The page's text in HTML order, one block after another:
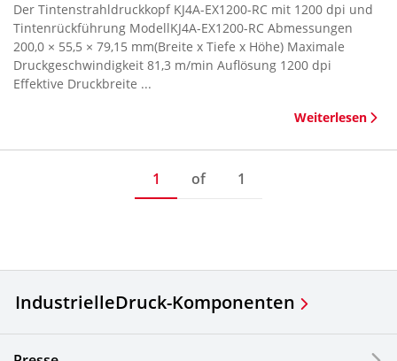
Der Tintenstrahldruckkopf KJ4A-EX1200-RC mit 1200 dpi und
Tintenrückführung ModellKJ4A-EX1200-RC Abmessungen
200,0 × 55,5 × 79,15 mm(Breite x Tiefe x Höhe) Maximale
Druckgeschwindigkeit 81,3 m/min Auflösung 1200 dpi
Effektive Druckbreite ...
Weiterlesen
1 of 1
IndustrielleDruck-Komponenten